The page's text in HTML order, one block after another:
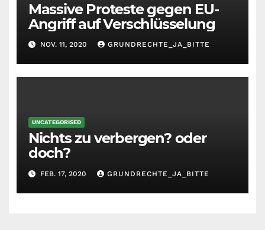
Massive Proteste gegen EU-
Angriff auf Verschlüsselung
NOV. 11, 2020 GRUNDRECHTE_JA_BITTE
UNCATEGORISED
Nichts zu verbergen? oder
doch?
FEB. 17, 2020 GRUNDRECHTE_JA_BITTE